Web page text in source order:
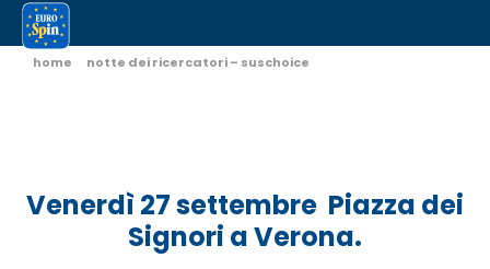
home notte dei ricercatori – suschoice
Venerdì 27 settembre Piazza dei
Signori a Verona.